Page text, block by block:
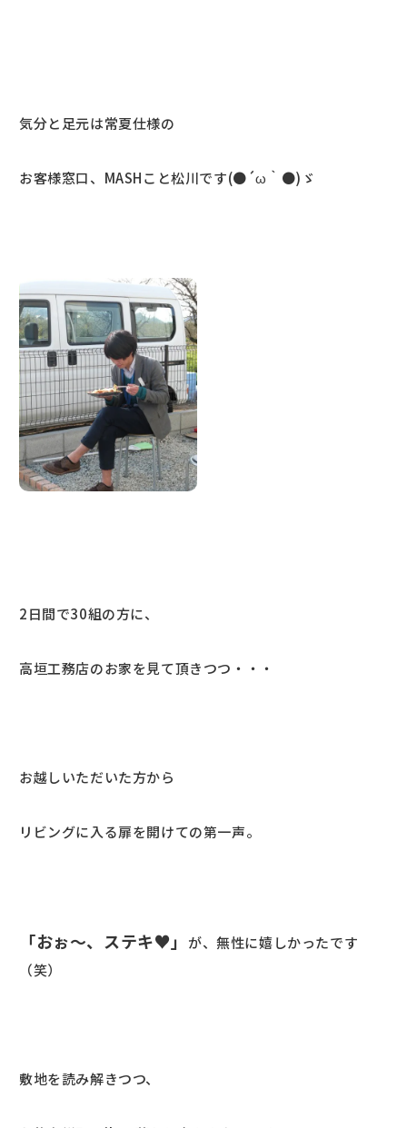
気分と足元は常夏仕様の
お客様窓口、MASHこと松川です(●´ω｀●)ゞ
2日間で30組の方に、
高垣工務店のお家を見て頂きつつ・・・
お越しいただいた方から
リビングに入る扉を開けての第一声。
「おぉ～、ステキ♥」
が、無性に嬉しかったです
（笑）
敷地を読み解きつつ、